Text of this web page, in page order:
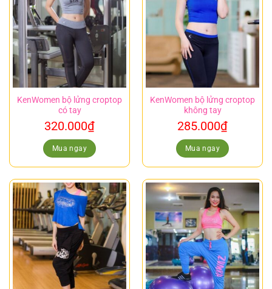
KenWomen bộ lửng croptop
có tay
320.000₫
Mua ngay
KenWomen bộ lửng croptop
không tay
285.000₫
Mua ngay